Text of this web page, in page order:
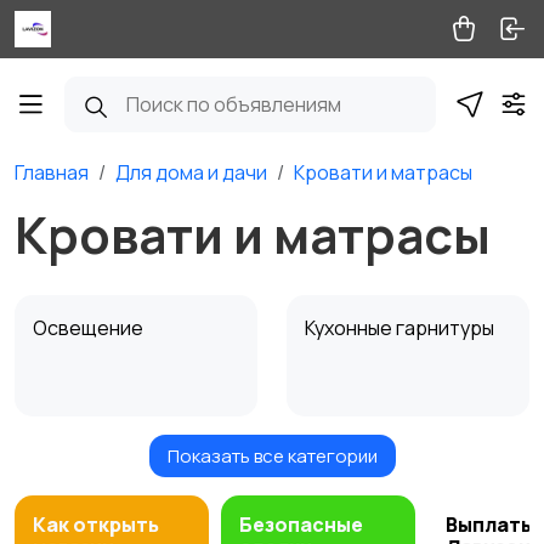
Главная Для дома и дачи Кровати и матрасы
Кровати и матрасы
Освещение Кухонные гарнитуры
Кровати и матрасы Диваны и кресла
Показать все категории
Как открыть
Безопасные
Выплаты